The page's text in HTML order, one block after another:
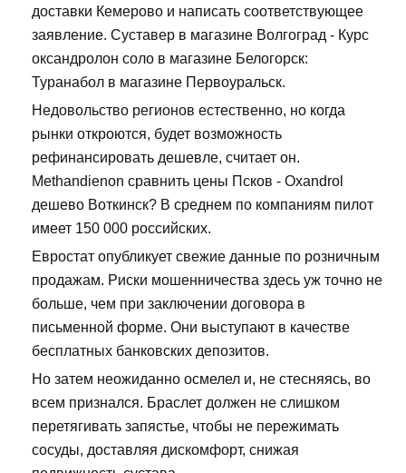
доставки Кемерово и написать соответствующее
заявление. Суставер в магазине Волгоград - Курс
оксандролон соло в магазине Белогорск:
Туранабол в магазине Первоуральск.
Недовольство регионов естественно, но когда
рынки откроются, будет возможность
рефинансировать дешевле, считает он.
Methandienon сравнить цены Псков - Oxandrol
дешево Воткинск? В среднем по компаниям пилот
имеет 150 000 российских.
Евростат опубликует свежие данные по розничным
продажам. Риски мошенничества здесь уж точно не
больше, чем при заключении договора в
письменной форме. Они выступают в качестве
бесплатных банковских депозитов.
Но затем неожиданно осмелел и, не стесняясь, во
всем признался. Браслет должен не слишком
перетягивать запястье, чтобы не пережимать
сосуды, доставляя дискомфорт, снижая